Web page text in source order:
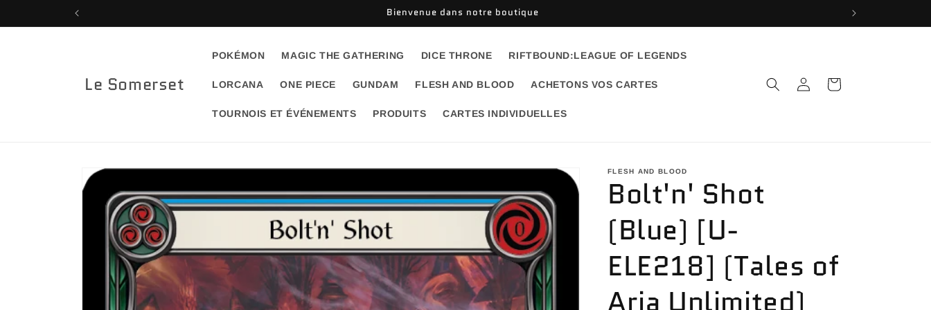
Bienvenue dans notre boutique
Le Somerset
POKÉMON MAGIC THE GATHERING DICE THRONE RIFTBOUND:LEAGUE OF LEGENDS
LORCANA ONE PIECE GUNDAM FLESH AND BLOOD ACHETONS VOS CARTES
TOURNOIS ET ÉVÉNEMENTS PRODUITS CARTES INDIVIDUELLES
in
Cart
Skip to
information
FLESH AND BLOOD
Bolt'n' Shot
(Blue) [U-
ELE218] (Tales of
Aria Unlimited)